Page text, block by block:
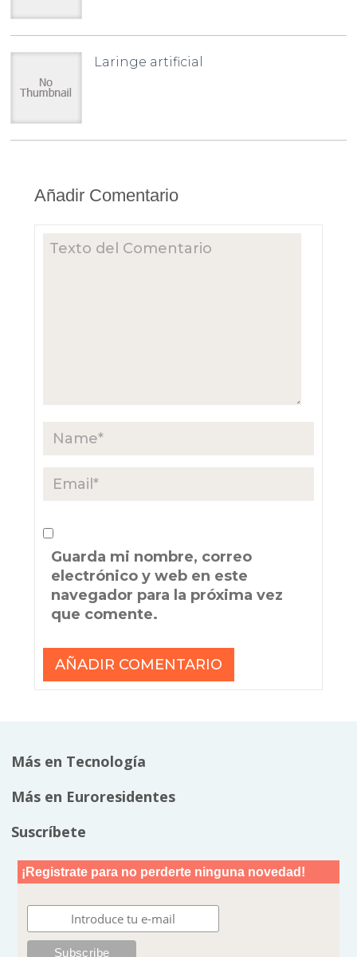
Laringe artificial
Añadir Comentario
Guarda mi nombre, correo
electrónico y web en este
navegador para la próxima vez
que comente.
Más en Tecnología
Más en Euroresidentes
Suscríbete